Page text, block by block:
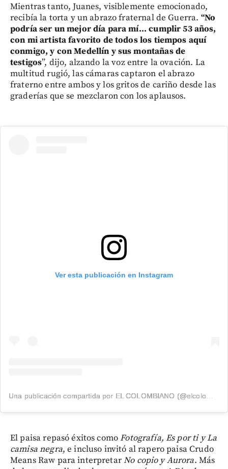
Mientras tanto, Juanes, visiblemente emocionado,
recibía la torta y un abrazo fraternal de Guerra. “No
podría ser un mejor día para mí... cumplir 53 años,
con mi artista favorito de todos los tiempos aquí
conmigo, y con Medellín y sus montañas de
testigos”, dijo, alzando la voz entre la ovación. La
multitud rugió, las cámaras captaron el abrazo
fraterno entre ambos y los gritos de cariño desde las
graderías que se mezclaron con los aplausos.
Ver esta publicación en Instagram
Una publicación compartida por EL COLOMBIANO (@elcolombiano_)
El paisa repasó éxitos comoFotografía, Es por ti y La
camisa negra, e incluso invitó al rapero paisa Crudo
Means Raw para interpretarNo copio y Aurora. Más